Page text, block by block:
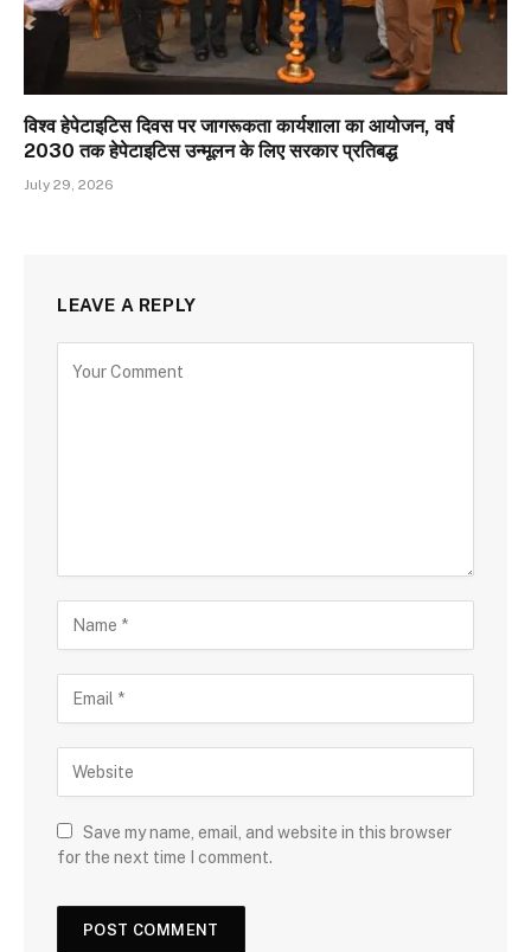
विश्व हेपेटाइटिस दिवस पर जागरूकता कार्यशाला का आयोजन, वर्ष
2030 तक हेपेटाइटिस उन्मूलन के लिए सरकार प्रतिबद्ध
July 29, 2026
LEAVE A REPLY
Save my name, email, and website in this browser
for the next time I comment.